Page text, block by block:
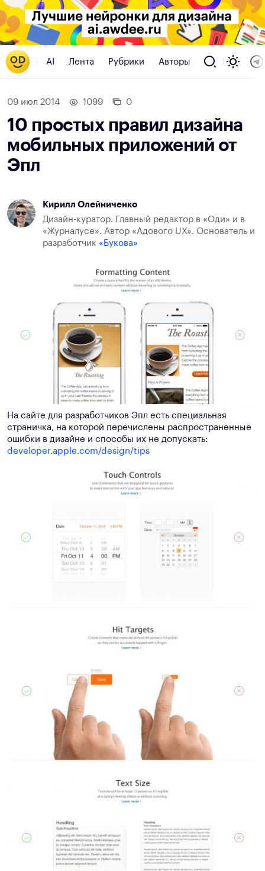
AI Лента Рубрики Авторы
09 июл 2014 1099 0
10 простых правил дизайна
мобильных приложений от
Эпл
Кирилл Олейниченко
Дизайн-куратор. Главный редактор в «Оди» и в
«Журналусе». Автор «Адового UX». Основатель и
разработчик «Букова»
На сайте для разработчиков Эпл есть специальная
страничка, на которой перечислены распространенные
ошибки в дизайне и способы их не допускать:
developer.apple.com/design/tips